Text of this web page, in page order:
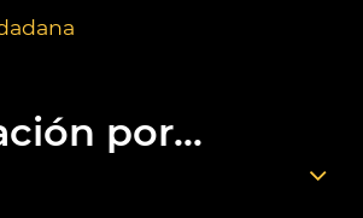
por...